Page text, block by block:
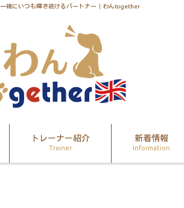
緒にいつも輝き続けるパートナー｜わんtogether
トレーナー紹介
Trainer
新着情報
Information